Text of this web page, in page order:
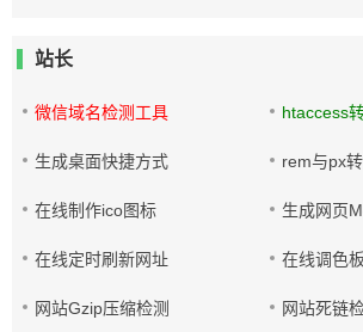
站长
微信域名检测工具 htaccess
生成桌面快捷方式 rem与px
在线制作ico图标 生成网页
在线定时刷新网址 在线调色板
网站Gzip压缩检测 网站死链